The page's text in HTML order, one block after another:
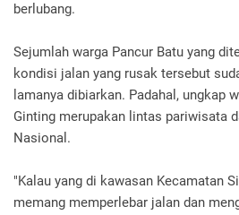
berlubang.
Sejumlah warga Pancur Batu yang
kondisi jalan yang rusak tersebut
lamanya dibiarkan. Padahal, ungkap
Ginting merupakan lintas pariwisata
Nasional.
"Kalau yang di kawasan Kecamatan
memang memperlebar jalan dan